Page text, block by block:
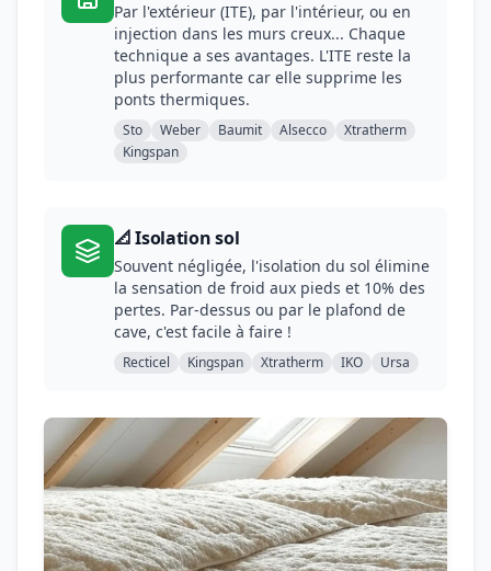
Par l'extérieur (ITE), par l'intérieur, ou en
injection dans les murs creux... Chaque
technique a ses avantages. L'ITE reste la
plus performante car elle supprime les
ponts thermiques.
Sto Weber Baumit Alsecco
Xtratherm
Kingspan
📐 Isolation sol
Souvent négligée, l'isolation du sol élimine
la sensation de froid aux pieds et 10% des
pertes. Par-dessus ou par le plafond de
cave, c'est facile à faire !
Recticel Kingspan Xtratherm IKO Ursa